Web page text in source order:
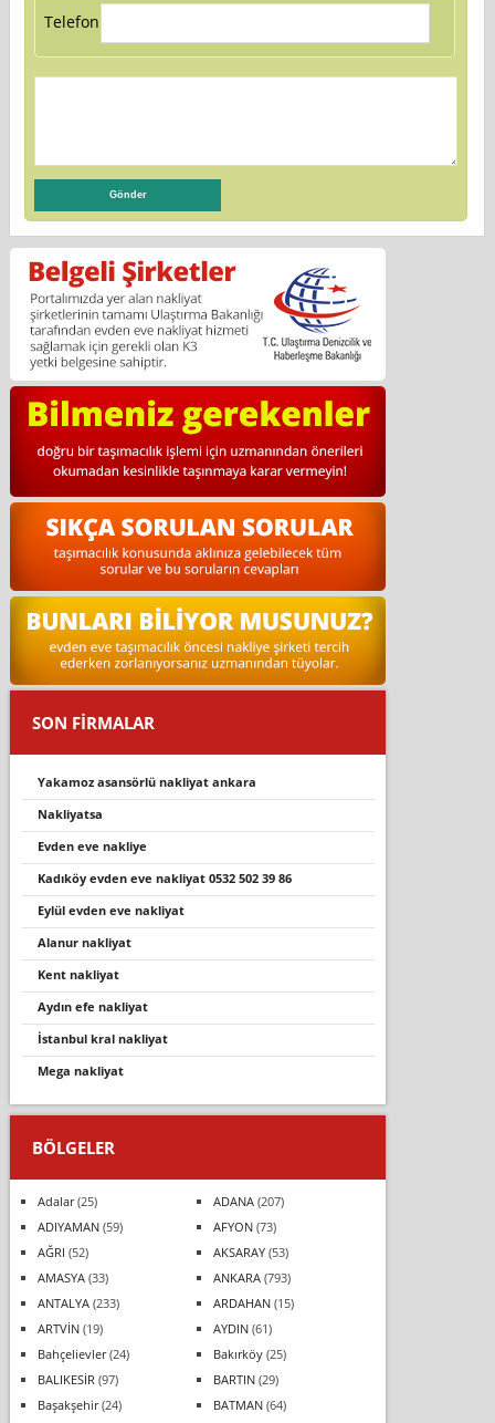
Telefon:
SON FİRMALAR
yakamoz asansörlü nakliyat ankara
nakli̇yatsa
evden eve nakliye
kadıköy evden eve nakliyat 0532 502 39 86
eylül evden eve nakliyat
alanur nakliyat
kent nakliyat
aydın efe nakliyat
i̇stanbul kral nakliyat
mega nakli̇yat
BÖLGELER
Adalar(25) ADANA(207)
ADIYAMAN(59) AFYON(73)
AĞRI (52) AKSARAY(53)
AMASYA(33) ANKARA(793)
ANTALYA(233) ARDAHAN(15)
ARTVİN(19) AYDIN(61)
Bahçelievler(24) Bakırköy(25)
BALIKESİR (97) BARTIN(29)
Başakşehir(24) BATMAN(64)